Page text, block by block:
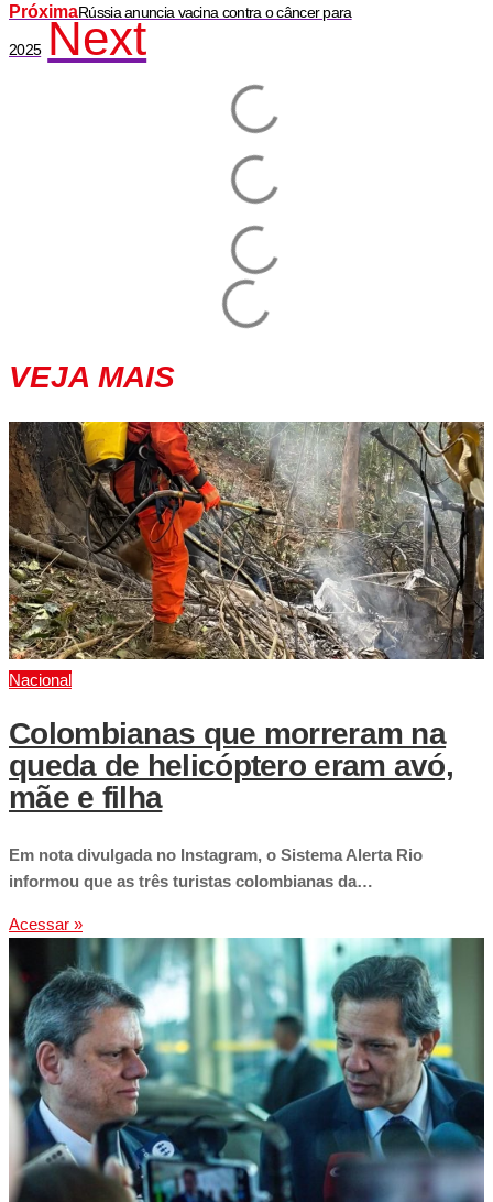
PróximaRússia anuncia vacina contra o câncer para
2025 Next
VEJA MAIS
Nacional
Colombianas que morreram na
queda de helicóptero eram avó,
mãe e filha
Em nota divulgada no Instagram, o Sistema Alerta Rio
informou que as três turistas colombianas da…
Acessar »